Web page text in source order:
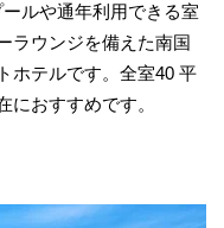
ルや通年利用できる室
ラウンジを備えた南国
ホテルです。全室40 平
おすすめです。